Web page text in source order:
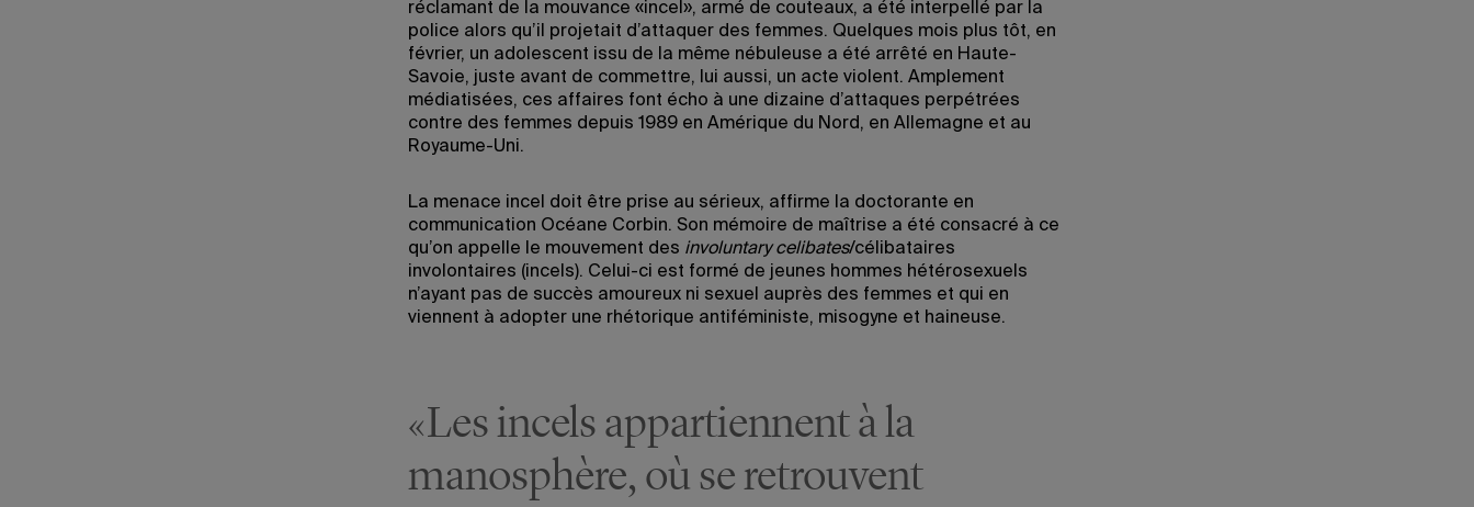
réclamant de la mouvance «incel», armé de couteaux, a été interpellé par la
police alors qu’il projetait d’attaquer des femmes. Quelques mois plus tôt, en
février, un adolescent issu de la même nébuleuse a été arrêté en Haute-
Savoie, juste avant de commettre, lui aussi, un acte violent. Amplement
médiatisées, ces affaires font écho à une dizaine d’attaques perpétrées
contre des femmes depuis 1989 en Amérique du Nord, en Allemagne et au
Royaume-Uni.
La menace incel doit être prise au sérieux, affirme la doctorante en
communication Océane Corbin. Son mémoire de maîtrise a été consacré à ce
qu’on appelle le mouvement des involuntary celibates/célibataires
involontaires (incels). Celui-ci est formé de jeunes hommes hétérosexuels
n’ayant pas de succès amoureux ni sexuel auprès des femmes et qui en
viennent à adopter une rhétorique antiféministe, misogyne et haineuse.
«Les incels appartiennent à la
manosphère, où se retrouvent